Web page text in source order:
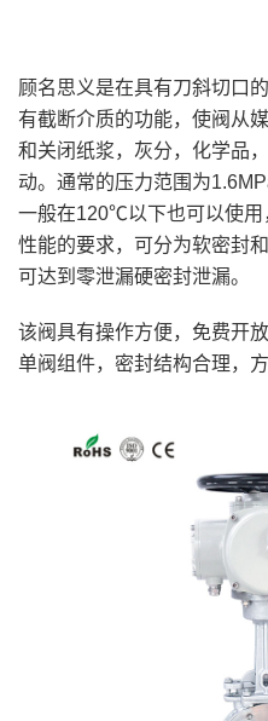
顾名思义是在具有刀斜切口
有截断介质的功能，使阀从
和关闭纸浆，灰分，化学品
动。通常的压力范围为
一般在120℃以下也可以使用
性能的要求，可分为软密封
可达到零泄漏硬密封泄漏。
该阀具有操作方便，免费开
单阀组件，密封结构合理，